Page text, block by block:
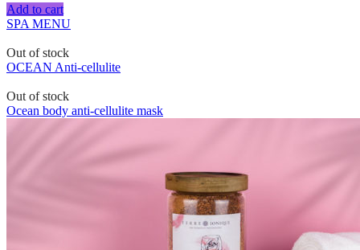
Add to cart
SPA MENU
Out of stock
OCEAN Anti-cellulite
Out of stock
Ocean body anti-cellulite mask